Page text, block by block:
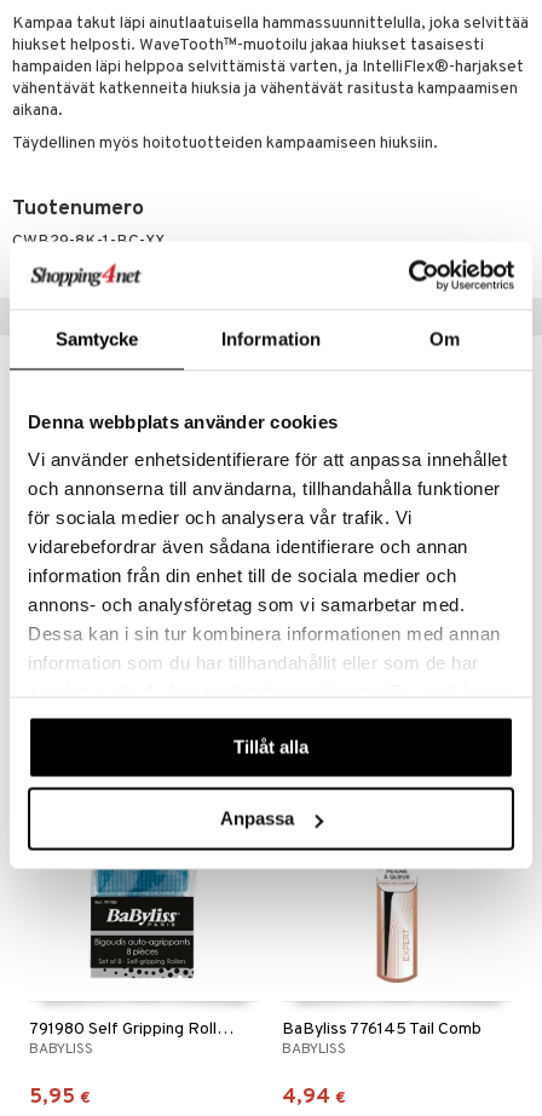
Samtycke Information Om
Denna webbplats använder cookies
Vi använder enhetsidentifierare för att anpassa innehållet
och annonserna till användarna, tillhandahålla funktioner
för sociala medier och analysera vår trafik. Vi
vidarebefordrar även sådana identifierare och annan
information från din enhet till de sociala medier och
annons- och analysföretag som vi samarbetar med.
Dessa kan i sin tur kombinera informationen med annan
information som du har tillhandahållit eller som de har
våra cookies vid fortsatt användande av vår webbplats.
Tillåt alla
Anpassa
Kampaa takut läpi ainutlaatuisella hammassuunnittelulla, joka selvittää
hiukset helposti. WaveTooth™-muotoilu jakaa hiukset tasaisesti
hampaiden läpi helppoa selvittämistä varten, ja IntelliFlex®-harjakset
vähentävät katkenneita hiuksia ja vähentävät rasitusta kampaamisen
aikana.
Täydellinen myös hoitotuotteiden kampaamiseen hiuksiin.
Tuotenumero
CWB29-8K-1-BC-XX
Saatavana useana vaihtoehtona
WETBRUSH
7540 Round Brush
VADECO
791980 Self Gripping Rollers
BABYLISS
5,95 €
BaByliss 776145 Tail Comb
BABYLISS
4,94 €
& Viikset
3: Kosteutus
ja naamiot
Huulten Hoito
Elixir
Happy For Men
& Soujaus
& Ihonpuhdistus